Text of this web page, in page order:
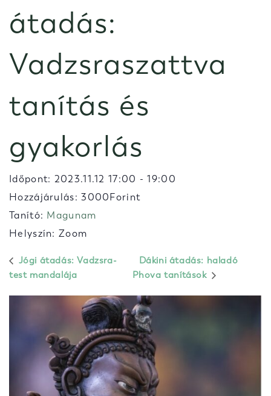
átadás:
Vadzsraszattva
tanítás és
gyakorlás
Időpont: 2023.11.12 17:00 -19:00
Hozzájárulás: 3000Forint
Tanító: Magunam
Helyszín: Zoom
Jógi átadás: Vadzsra-
test mandalája
Dákini átadás: haladó
Phova tanítások